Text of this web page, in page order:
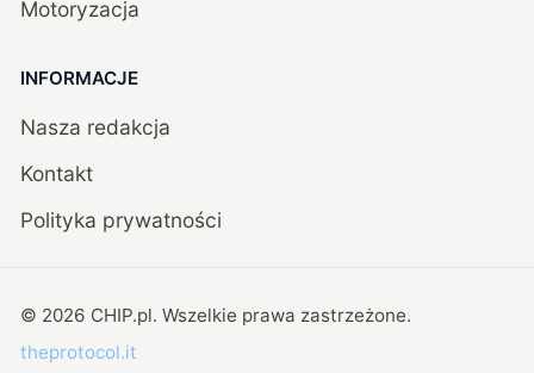
Motoryzacja
INFORMACJE
Nasza redakcja
Kontakt
Polityka prywatności
© 2026 CHIP.pl. Wszelkie prawa zastrzeżone.
theprotocol.it